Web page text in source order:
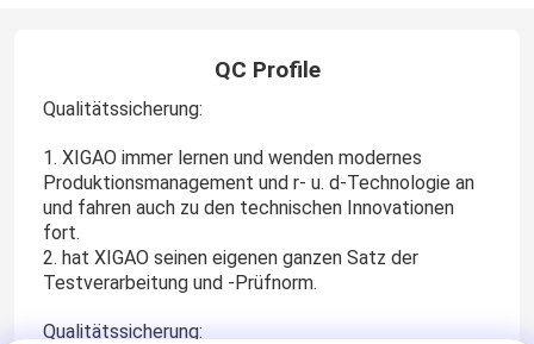
QC Profile
Qualitätssicherung:
1. XIGAO immer lernen und wenden modernes
Produktionsmanagement und r- u. d-Technologie an
und fahren auch zu den technischen Innovationen
fort.
2. hat XIGAO seinen eigenen ganzen Satz der
Testverarbeitung und -Prüfnorm.
Qualitätssicherung: